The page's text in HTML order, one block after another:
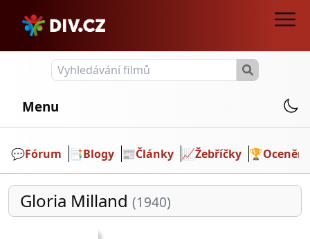
Menu
💬️Fórum 📑Blogy 📰Články 📈Žebříčky 🏆Ocenění
Gloria Milland (1940)